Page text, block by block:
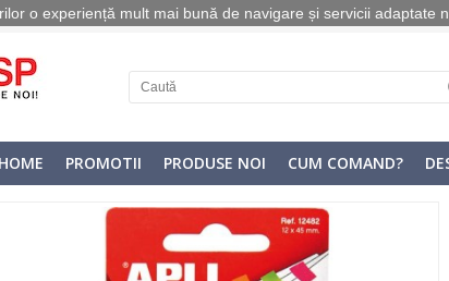
HOME PROMOTII PRODUSE NOI CUM COMAND?
o experiență mult mai bună de navigare și servicii adaptate